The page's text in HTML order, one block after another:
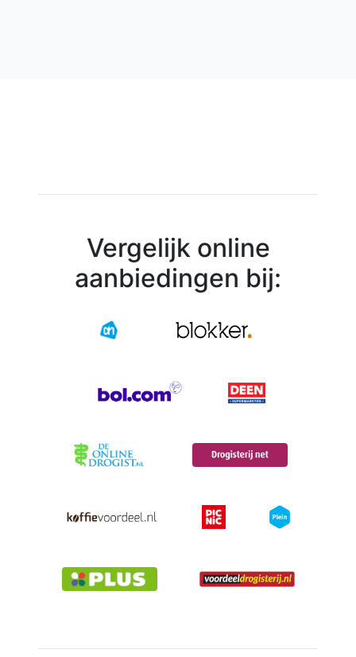
Vergelijk online
aanbiedingen bij: